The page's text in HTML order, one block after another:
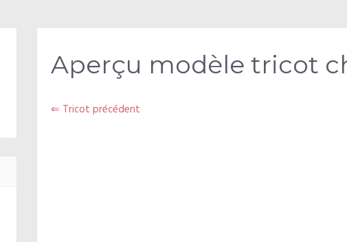
Aperçu modèle tricot
⇐ Tricot précédent